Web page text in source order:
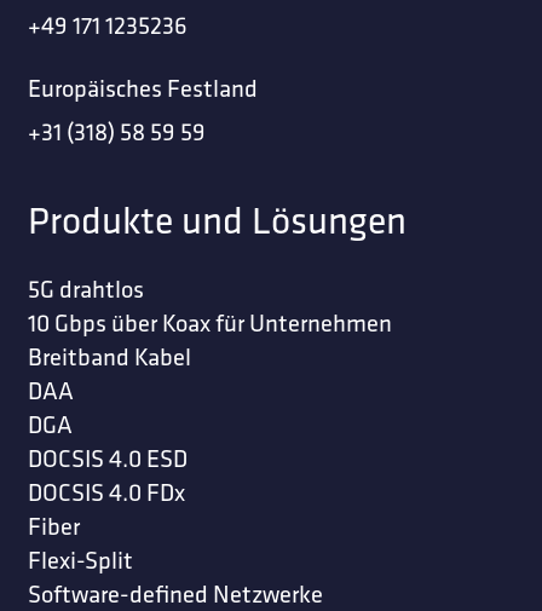
+49 171 1235236
Europäisches Festland
+31 (318) 58 59 59
Produkte und Lösungen
5G drahtlos
10 Gbps über Koax für Unternehmen
Breitband Kabel
DAA
DGA
DOCSIS 4.0 ESD
DOCSIS 4.0 FDx
Fiber
Flexi-Split
Software-defined Netzwerke